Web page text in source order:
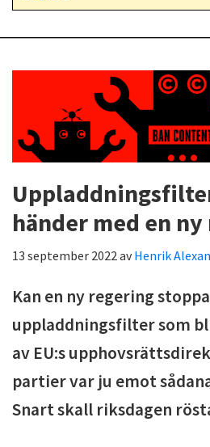
händer med en
13 september 2022 avHenrik
Kan en ny regering
uppladdningsfilter som
av EU:s
partier var ju emot
Snart skall riksdagen